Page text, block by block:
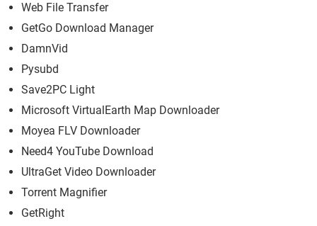
Web File Transfer
GetGo Download Manager
DamnVid
Pysubd
Save2PC Light
Microsoft VirtualEarth Map Downloader
Moyea FLV Downloader
Need4 YouTube Download
UltraGet Video Downloader
Torrent Magnifier
GetRight